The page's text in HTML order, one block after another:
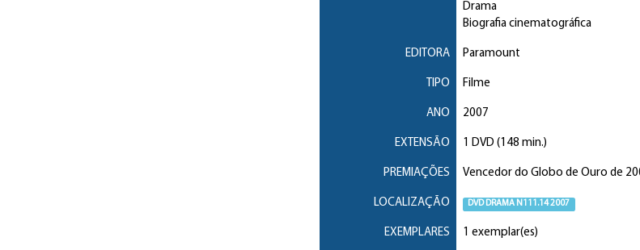
Drama
Biografia cinematográfica
EDITORA Paramount
TIPO Filme
ANO 2007
EXTENSÃO 1 DVD (148 min.)
PREMIAÇÕES Vencedor do Globo de Ouro de
LOCALIZAÇÃO DVD DRAMA N111.14 2007
EXEMPLARES 1 exemplar(es)